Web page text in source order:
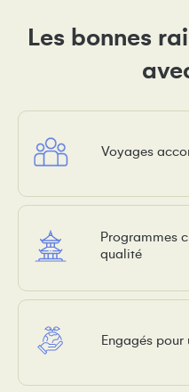
Les bonnes
Voyages
Programmes
qualité
Engagés pour